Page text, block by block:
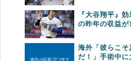
『大谷翔平』
の昨年の収益
海外「彼らこそ
だ！」手術中